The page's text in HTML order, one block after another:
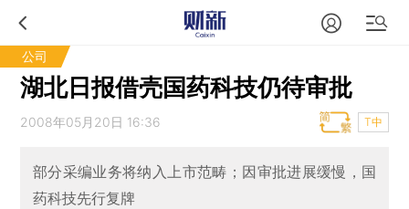
公司
湖北日报借壳国药科技仍待审批
2008年05月20日 16:36 T中
部分采编业务将纳入上市范畴；因审批进展缓慢，国
药科技先行复牌